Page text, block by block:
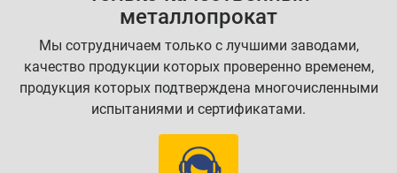
металлопрокат
Мы сотрудничаем только с лучшими заводами,
качество продукции которых проверенно временем,
продукция которых подтверждена многочисленными
испытаниями и сертификатами.